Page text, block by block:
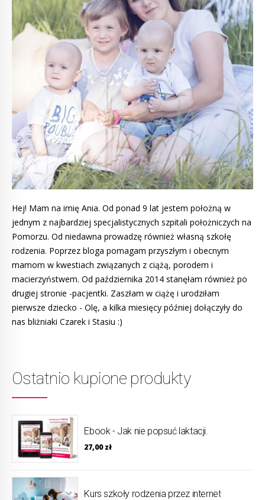
Hej! Mam na imię Ania. Od ponad 9 lat jestem położną w
jednym z najbardziej specjalistycznych szpitali położniczych na
Pomorzu. Od niedawna prowadzę również własną szkołę
rodzenia. Poprzez bloga pomagam przyszłym i obecnym
mamom w kwestiach związanych z ciążą, porodem i
macierzyństwem. Od października 2014 stanęłam również po
drugiej stronie -pacjentki. Zaszłam w ciążę i urodziłam
pierwsze dziecko - Olę, a kilka miesięcy później dołączyły do
nas bliżniaki Czarek i Stasiu :)
Ostatnio kupione produkty
Ebook - Jak nie popsuć laktacji.
27,00zł
Kurs szkoły rodzenia przez internet